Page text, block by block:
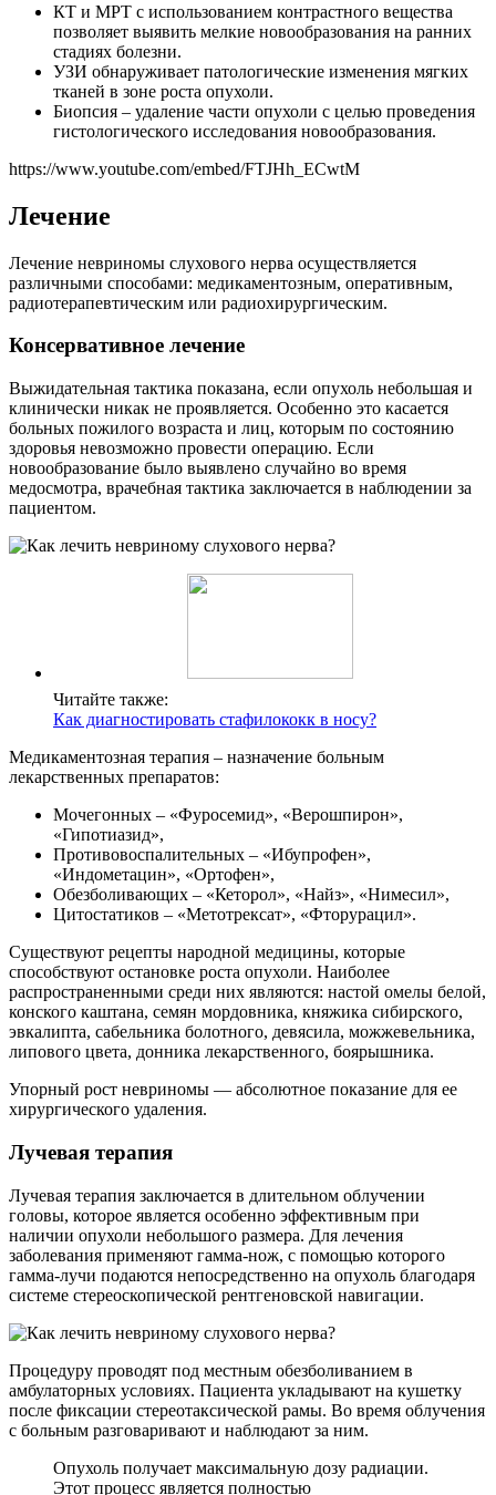
КТ и МРТ с использованием контрастного вещества
позволяет выявить мелкие новообразования на ранних
стадиях болезни.
УЗИ обнаруживает патологические изменения мягких
тканей в зоне роста опухоли.
Биопсия – удаление части опухоли с целью проведения
гистологического исследования новообразования.
https://www.youtube.com/embed/FTJHh_ECwtM
Лечение
Лечение невриномы слухового нерва осуществляется
различными способами: медикаментозным, оперативным,
радиотерапевтическим или радиохирургическим.
Консервативное лечение
Выжидательная тактика показана, если опухоль небольшая и
клинически никак не проявляется. Особенно это касается
больных пожилого возраста и лиц, которым по состоянию
здоровья невозможно провести операцию. Если
новообразование было выявлено случайно во время
медосмотра, врачебная тактика заключается в наблюдении за
пациентом.
Читайте также:
Как диагностировать стафилококк в носу?
Медикаментозная терапия – назначение больным
лекарственных препаратов:
Мочегонных – «Фуросемид», «Верошпирон»,
«Гипотиазид»,
Противовоспалительных – «Ибупрофен»,
«Индометацин», «Ортофен»,
Обезболивающих – «Кеторол», «Найз», «Нимесил»,
Цитостатиков – «Метотрексат», «Фторурацил».
Существуют рецепты народной медицины, которые
способствуют остановке роста опухоли. Наиболее
распространенными среди них являются: настой омелы белой,
конского каштана, семян мордовника, княжика сибирского,
эвкалипта, сабельника болотного, девясила, можжевельника,
липового цвета, донника лекарственного, боярышника.
Упорный рост невриномы — абсолютное показание для ее
хирургического удаления.
Лучевая терапия
Лучевая терапия заключается в длительном облучении
головы, которое является особенно эффективным при
наличии опухоли небольшого размера. Для лечения
заболевания применяют гамма-нож, с помощью которого
гамма-лучи подаются непосредственно на опухоль благодаря
системе стереоскопической рентгеновской навигации.
Процедуру проводят под местным обезболиванием в
амбулаторных условиях. Пациента укладывают на кушетку
после фиксации стереотаксической рамы. Во время облучения
с больным разговаривают и наблюдают за ним.
Опухоль получает максимальную дозу радиации.
Этот процесс является полностью